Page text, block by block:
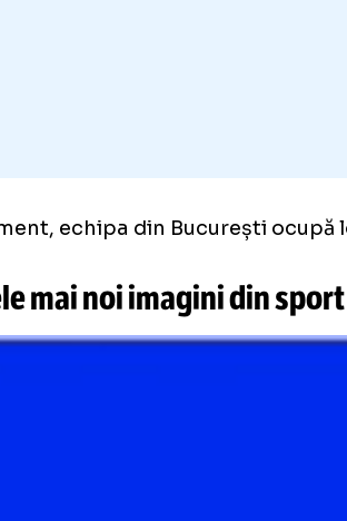
echipa din București ocupă
mai noi imagini din sport